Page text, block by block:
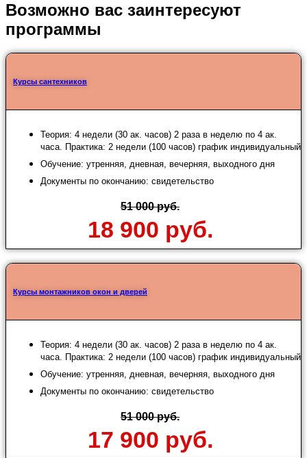
Возможно вас заинтересуют
программы
Курсы сантехников
Теория: 4 недели (30 ак. часов) 2 раза в неделю по 4 ак.
часа. Практика: 2 недели (100 часов) график индивидуальный
Обучение: утренняя, дневная, вечерняя, выходного дня
Документы по окончанию: свидетельство
51 000 руб.
18 900 руб.
Курсы монтажников окон и дверей
Теория: 4 недели (30 ак. часов) 2 раза в неделю по 4 ак.
часа. Практика: 2 недели (100 часов) график индивидуальный
Обучение: утренняя, дневная, вечерняя, выходного дня
Документы по окончанию: свидетельство
51 000 руб.
17 900 руб.